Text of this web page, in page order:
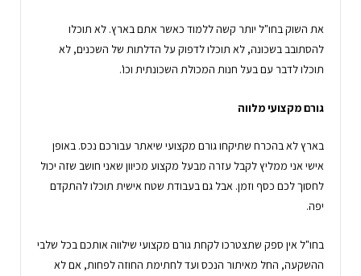
את השוק בחו"ל יותר קשה ללמוד כאשר אתם בארץ. לא תוכלו
להסתובב בשכונה, לא תוכלו לדפוק על הדלתות של השכנים, לא
תוכלו לדבר עם בעל חנות המכולת השכונתית וכו'.
גורם מקצועי מלווה
בארץ לא בהכרח שתיקחו גורם מקצועי שיאתר עבורכם נכס. באופן
אישי אני ממליץ לקבל עזרה מבעל מקצוע מכיוון שאני חושב שזה יכול
לחסוך לכם כסף וזמן. אבל גם בעבודת שטח אישית תוכלו להתקדם
יפה.
בחו"ל אין ספק שתצטרכו לקחת גורם מקצועי שילווה אותכם בכל שלבי
ההשקעה, החל מאיתור הנכס ועד לחתימת החוזה לפחות, אם לא